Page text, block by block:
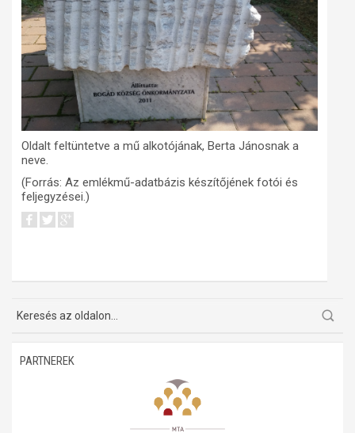
Oldalt feltüntetve a mű alkotójának, Berta Jánosnak a
neve.
(Forrás: Az emlékmű-adatbázis készítőjének fotói és
feljegyzései.)
PARTNEREK